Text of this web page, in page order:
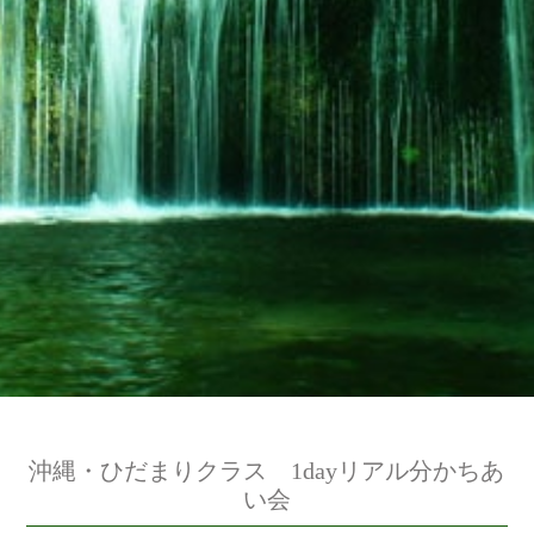
沖縄・ひだまりクラス 1dayリアル分かちあ
い会